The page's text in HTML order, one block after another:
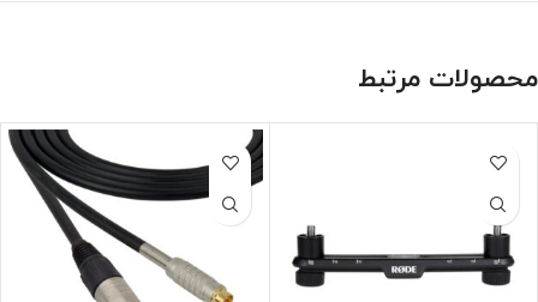
محصولات مرتبط